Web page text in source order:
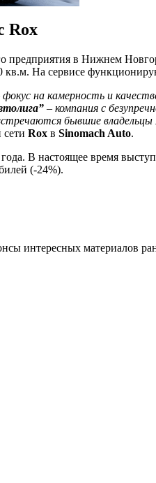
Rox
предприятия в Нижнем
На сервисе
на камерность и
– компания с
бывшие владельцы
сети Rox в Sinomach Auto.
года. В настоящее время
(-24%).
интересных материалов